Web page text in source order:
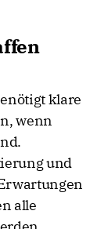
klare
wenn
und
alle